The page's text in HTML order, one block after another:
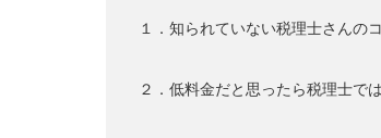
１．知られていない税理士さんの
２．低料金だと思ったら税理士で